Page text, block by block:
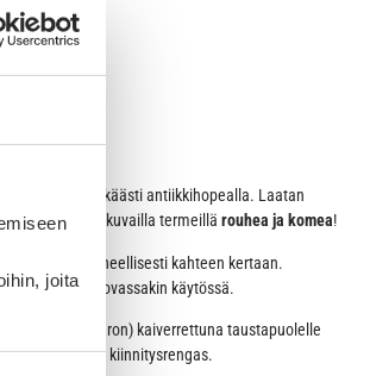
joita
tyylikkäästi antiikkihopealla. Laatan
voisi hyvin kuvailla termeillä rouhea ja komea!
laatan koneellisesti kahteen kertaan.
laatta olisi kovassakin käytössä.
puhelinnumeron) kaiverrettuna taustapuolelle
metallinen kiinnitysrengas.